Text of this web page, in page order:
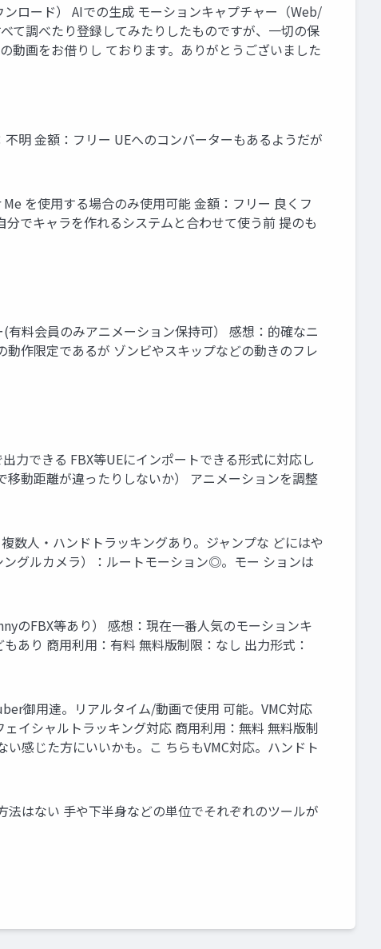
ロード） AIでの生成 モーションキャプチャー（Web/
調べたり登録してみたりしたものですが、一切の保
動画をお借りし ております。ありがとうございました
明 金額：フリー UEへのコンバーターもあるようだが
を使用する場合のみ使用可能 金額：フリー 良くフ
でキャラを作れるシステムと合わせて使う前 提のも
料会員のみアニメーション保持可） 感想：的確なニ
作限定であるが ゾンビやスキップなどの動きのフレ
力できる FBX等UEにインポートできる形式に対応し
動距離が違ったりしないか） アニメーションを調整
数人・ハンドトラッキングあり。ジャンプな どにはや
グルカメラ）：ルートモーション◎。モー ションは
のFBX等あり） 感想：現在一番人気のモーションキ
あり 商用利用：有料 無料版制限：なし 出力形式：
御用達。リアルタイム/動画で使用 可能。VMC対応
イシャルトラッキング対応 商用利用：無料 無料版制
感じた方にいいかも。こ ちらもVMC対応。ハンドト
はない 手や下半身などの単位でそれぞれのツールが